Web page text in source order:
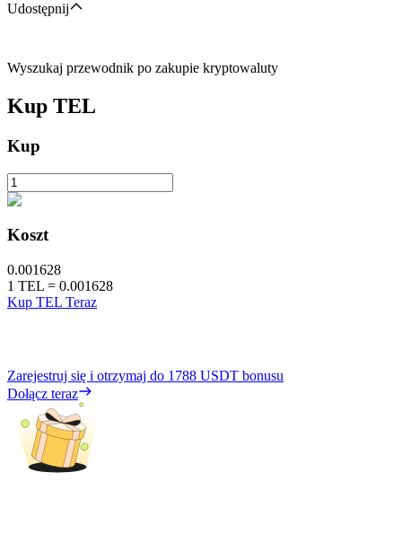
Udostępnij
Wyszukaj przewodnik po zakupie kryptowaluty
Kup TEL
Kup
Koszt
0.001628
1 TEL = 0.001628
Kup TEL Teraz
Zarejestruj się i otrzymaj do 1788 USDT bonusu
Dołącz teraz